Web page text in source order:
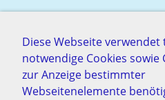
Diese Webseite verwendet
notwendige Cookies sowie
zur Anzeige bestimmter
Webseitenelemente